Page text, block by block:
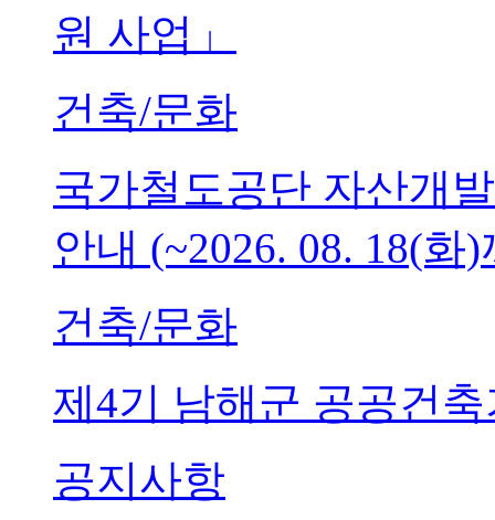
원 사업」
건축/문화
국가철도공단 자산개
안내 (~2026. 08. 18(화
건축/문화
제4기 남해군 공공건
공지사항